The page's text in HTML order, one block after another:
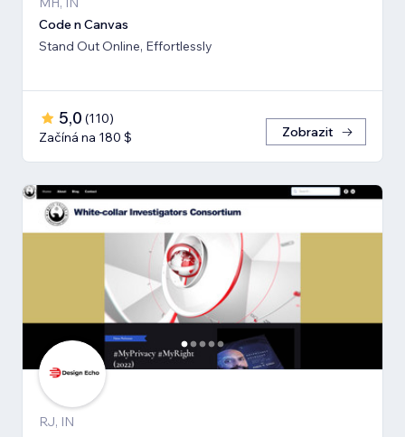
Code n Canvas
Stand Out Online, Effortlessly
5,0 (110)
Začíná na 180 $
Zobrazit
RJ, IN